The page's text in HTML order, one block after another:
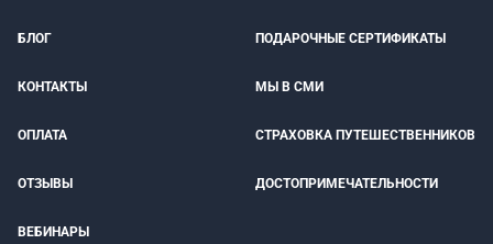
БЛОГ ПОДАРОЧНЫЕ СЕРТИФИКАТЫ
КОНТАКТЫ МЫ В СМИ
ОПЛАТА СТРАХОВКА ПУТЕШЕСТВЕННИКОВ
ОТЗЫВЫ ДОСТОПРИМЕЧАТЕЛЬНОСТИ
ВЕБИНАРЫ